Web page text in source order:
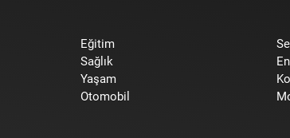
Eğitim
Sağlık
Yaşam
Otomobil